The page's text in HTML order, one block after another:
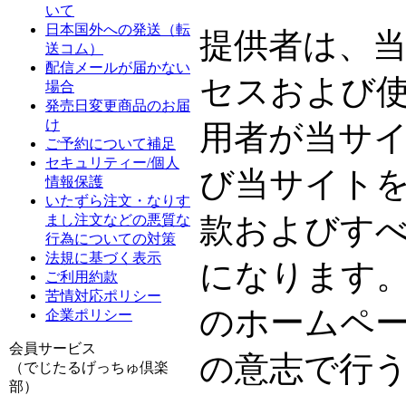
いて
日本国外への発送（転
送コム）
配信メールが届かない
場合
発売日変更商品のお届
け
ご予約について補足
セキュリティー/個人
情報保護
いたずら注文・なりす
まし注文などの悪質な
行為についての対策
法規に基づく表示
ご利用約款
苦情対応ポリシー
企業ポリシー
会員サービス
（でじたるげっちゅ倶楽
部）
提供者は、
セスおよび
用者が当サ
び当サイト
款およびす
になります
のホームペ
の意志で行